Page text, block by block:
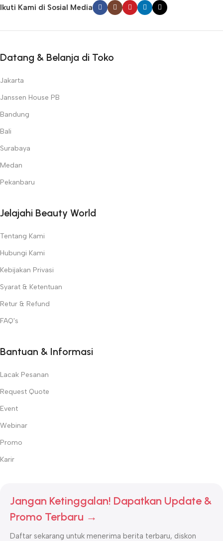
Ikuti Kami di Sosial Media
Datang & Belanja di Toko
Jakarta
Janssen House PB
Bandung
Bali
Surabaya
Medan
Pekanbaru
Jelajahi Beauty World
Tentang Kami
Hubungi Kami
Kebijakan Privasi
Syarat & Ketentuan
Retur & Refund
FAQ's
Bantuan & Informasi
Lacak Pesanan
Request Quote
Event
Webinar
Promo
Karir
Jangan Ketinggalan! Dapatkan Update &
Promo Terbaru →
Daftar sekarang untuk menerima berita terbaru, diskon